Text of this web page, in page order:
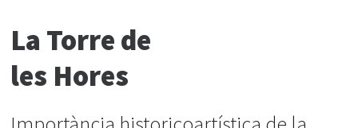
La Torre de
les Hores